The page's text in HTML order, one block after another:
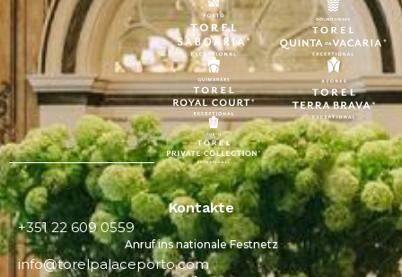
Kontakte
+351 22 609 0559
Anruf ins nationale Festnetz
info@torelpalaceporto.com